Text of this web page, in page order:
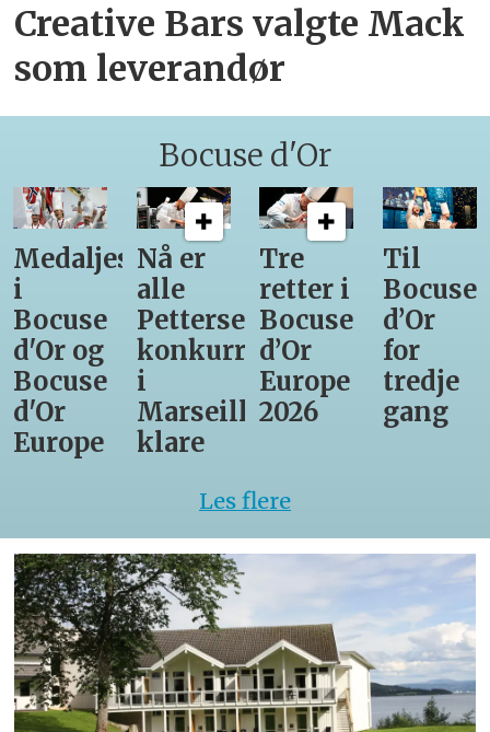
Creative Bars valgte Mack
som leverandør
Bocuse d'Or
Medaljestatistikk
i
Bocuse
d'Or og
Bocuse
d'Or
Europe
Nå er
alle
Pettersens
konkurrenter
i
Marseille
klare
Tre
retter i
Bocuse
d’Or
Europe
2026
Til
Bocuse
d’Or
for
tredje
gang
Les flere